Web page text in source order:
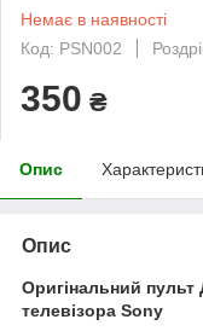
Немає в наявності
Код: PSN002
350 ₴
Опис
Опис
Оригінальний
телевізора Sony